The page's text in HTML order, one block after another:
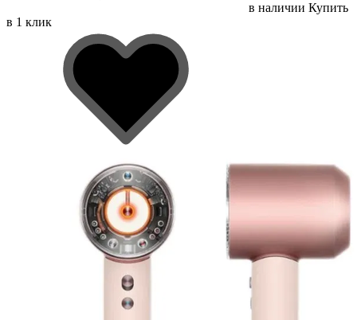
в наличии Купить
в 1 клик